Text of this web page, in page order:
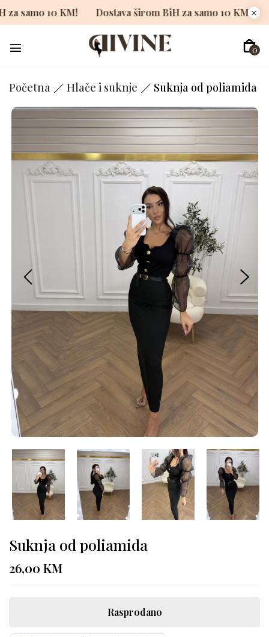
BiH za samo 10 KM! Dostava širom BiH za samo 10
0
Početna Hlače i suknje Suknja od poliamida
Suknja od poliamida
26,00 KM
Rasprodano